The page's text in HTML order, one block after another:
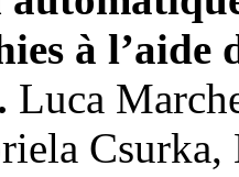
à l’aide
Luca